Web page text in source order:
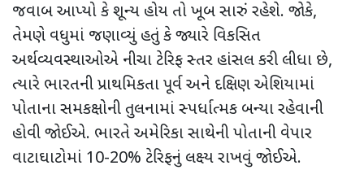
જવાબ આપ્યો કે શૂન્ય હોય તો ખૂબ સારું રહેશે. જોકે,
તેમણે વધુમાં જણાવ્યું હતું કે જ્યારે વિકસિત
અર્થવ્યવસ્થાઓએ નીચા ટેરિફ સ્તર હાંસલ કરી લીધા છે,
ત્યારે ભારતની પ્રાથમિકતા પૂર્વ અને દક્ષિણ એશિયામાં
પોતાના સમકક્ષોની તુલનામાં સ્પર્ધાત્મક બન્યા રહેવાની
હોવી જોઈએ. ભારતે અમેરિકા સાથેની પોતાની વેપાર
વાટાઘાટોમાં 10-20% ટેરિફનું લક્ષ્ય રાખવું જોઈએ.